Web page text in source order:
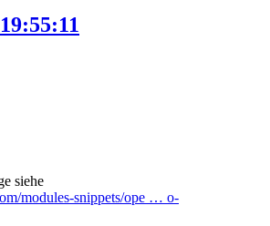
siehe
modules-snippets/ope … o-